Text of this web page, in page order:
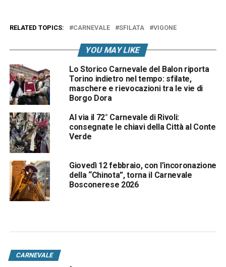
RELATED TOPICS: CARNEVALE SFILATA VIGONE
YOU MAY LIKE
Lo Storico Carnevale del Balon riporta
Torino indietro nel tempo: sfilate,
maschere e rievocazioni tra le vie di
Borgo Dora
Al via il 72° Carnevale di Rivoli:
consegnate le chiavi della Città al Conte
Verde
Giovedì 12 febbraio, con l’incoronazione
della “Chinota”, torna il Carnevale
Bosconerese 2026
CARNEVALE